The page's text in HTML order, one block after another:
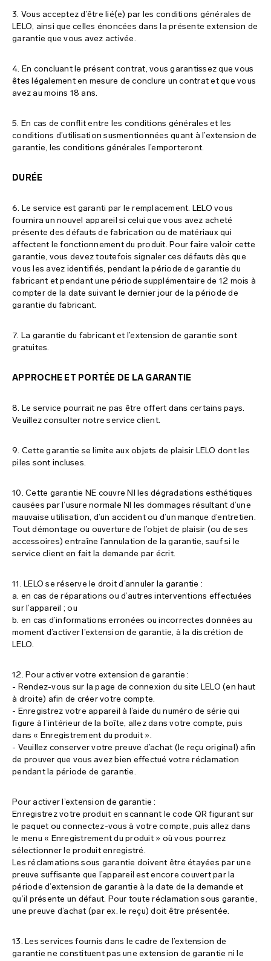
3. Vous acceptez d’être lié(e) par les conditions générales de
LELO, ainsi que celles énoncées dans la présente extension de
garantie que vous avez activée.
4. En concluant le présent contrat, vous garantissez que vous
êtes légalement en mesure de conclure un contrat et que vous
avez au moins 18 ans.
5. En cas de conflit entre les conditions générales et les
conditions d’utilisation susmentionnées quant à l’extension de
garantie, les conditions générales l’emporteront.
DURÉE
6. Le service est garanti par le remplacement. LELO vous
fournira un nouvel appareil si celui que vous avez acheté
présente des défauts de fabrication ou de matériaux qui
affectent le fonctionnement du produit. Pour faire valoir cette
garantie, vous devez toutefois signaler ces défauts dès que
vous les avez identifiés, pendant la période de garantie du
fabricant et pendant une période supplémentaire de 12 mois à
compter de la date suivant le dernier jour de la période de
garantie du fabricant.
7. La garantie du fabricant et l’extension de garantie sont
gratuites.
APPROCHE ET PORTÉE DE LA GARANTIE
8. Le service pourrait ne pas être offert dans certains pays.
Veuillez consulter notre service client.
9. Cette garantie se limite aux objets de plaisir LELO dont les
piles sont incluses.
10. Cette garantie NE couvre NI les dégradations esthétiques
causées par l’usure normale NI les dommages résultant d’une
mauvaise utilisation, d’un accident ou d’un manque d’entretien.
Tout démontage ou ouverture de l’objet de plaisir (ou de ses
accessoires) entraîne l’annulation de la garantie, sauf si le
service client en fait la demande par écrit.
11. LELO se réserve le droit d’annuler la garantie :
a. en cas de réparations ou d’autres interventions effectuées
sur l’appareil ; ou
b. en cas d’informations erronées ou incorrectes données au
moment d’activer l’extension de garantie, à la discrétion de
LELO.
12. Pour activer votre extension de garantie :
- Rendez-vous sur la page de connexion du site LELO (en haut
à droite) afin de créer votre compte.
- Enregistrez votre appareil à l’aide du numéro de série qui
figure à l’intérieur de la boîte, allez dans votre compte, puis
dans « Enregistrement du produit ».
- Veuillez conserver votre preuve d’achat (le reçu original) afin
de prouver que vous avez bien effectué votre réclamation
pendant la période de garantie.
Pour activer l’extension de garantie :
Enregistrez votre produit en scannant le code QR figurant sur
le paquet ou connectez-vous à votre compte, puis allez dans
le menu « Enregistrement du produit » où vous pourrez
sélectionner le produit enregistré.
Les réclamations sous garantie doivent être étayées par une
preuve suffisante que l’appareil est encore couvert par la
période d’extension de garantie à la date de la demande et
qu’il présente un défaut. Pour toute réclamation sous garantie,
une preuve d’achat (par ex. le reçu) doit être présentée.
13. Les services fournis dans le cadre de l’extension de
garantie ne constituent pas une extension de garantie ni le